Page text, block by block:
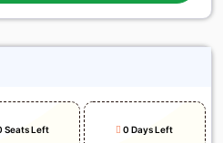
Seats Left 0 Days Left